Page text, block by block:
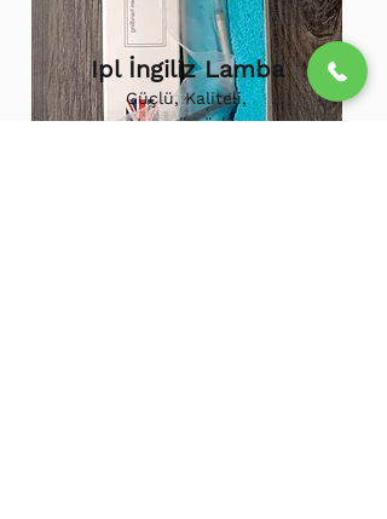
Ipl İngiliz Lamba
Güçlü, Kaliteli,
Uzun ömürlü,